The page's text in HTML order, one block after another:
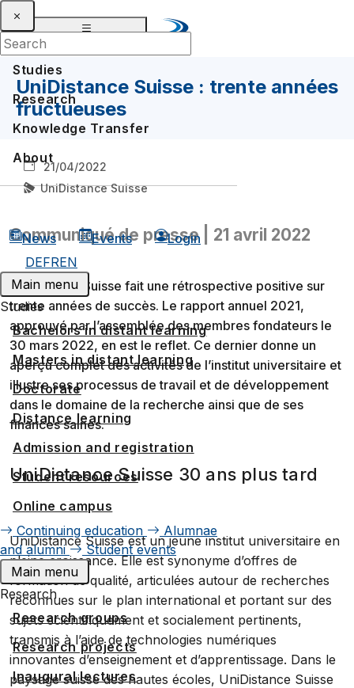
Studies
Research
Knowledge Transfer
About
News Events
Login
DEFREN
Main menu
Studies
Bachelors in distant learning
Masters in distant learning
Doctorate
Distance learning
Admission and registration
Student resources
Online campus
Continuing education
Alumnae
and alumni
Student events
Main menu
Research
Research groups
Research projects
Inaugural lectures
UniDistance Suisse : trente années
fructueuses
21/04/2022
UniDistance Suisse
Communiqué de presse | 21 avril 2022
UniDistance Suisse fait une rétrospective positive sur
trente années de succès. Le rapport annuel 2021,
approuvé par l’assemblée des membres fondateurs le
30 mars 2022, en est le reflet. Ce dernier donne un
aperçu complet des activités de l’institut universitaire et
illustre ses processus de travail et de développement
dans le domaine de la recherche ainsi que de ses
finances saines.
UniDistance Suisse 30 ans plus tard
UniDistance Suisse est un jeune institut universitaire en
pleine croissance. Elle est synonyme d’offres de
formation de qualité, articulées autour de recherches
reconnues sur le plan international et portant sur des
sujets scientifiquement et socialement pertinents,
transmis à l’aide de technologies numériques
innovantes d’enseignement et d’apprentissage. Dans le
paysage suisse des hautes écoles, UniDistance Suisse